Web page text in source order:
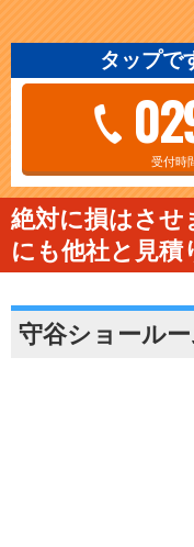
タップで
受付時
絶対に損はさせ
にも他社と見積
守谷ショール